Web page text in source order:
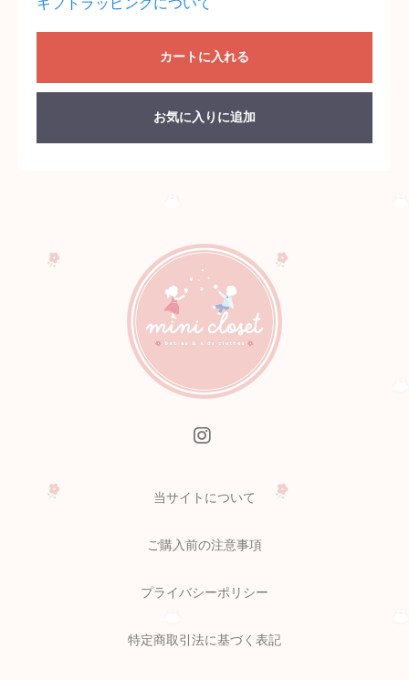
ギフトラッピングについて
カートに入れる
お気に入りに追加
当サイトについて
ご購入前の注意事項
プライバシーポリシー
特定商取引法に基づく表記